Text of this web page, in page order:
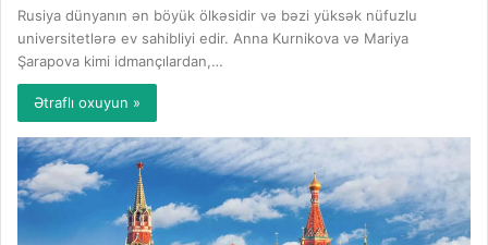
Rusiya dünyanın ən böyük ölkəsidir və bəzi yüksək nüfuzlu
universitetlərə ev sahibliyi edir. Anna Kurnikova və Mariya
Şarapova kimi idmançılardan,…
Ətraflı oxuyun »